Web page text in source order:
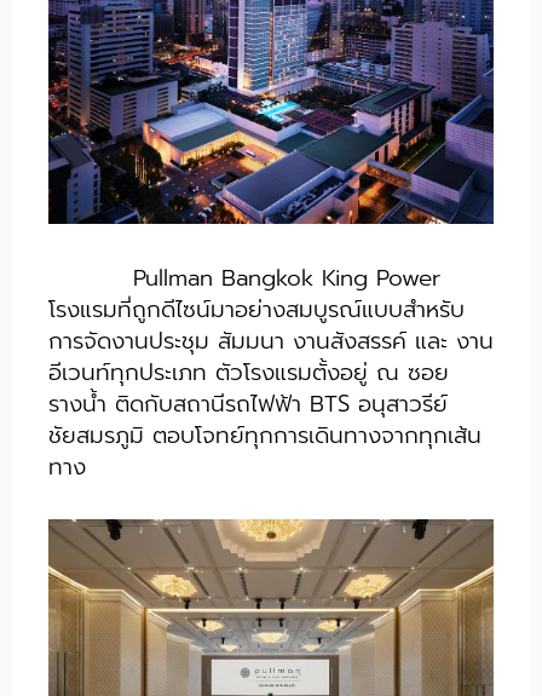
Pullman Bangkok King Power
โรงแรมที่ถูกดีไซน์มาอย่างสมบูรณ์แบบสำหรับ
การจัดงานประชุม สัมมนา งานสังสรรค์ และ งาน
อีเวนท์ทุกประเภท ตัวโรงแรมตั้งอยู่ ณ ซอย
รางน้ำ ติดกับสถานีรถไฟฟ้า BTS อนุสาวรีย์
ชัยสมรภูมิ ตอบโจทย์ทุกการเดินทางจากทุกเส้น
ทาง